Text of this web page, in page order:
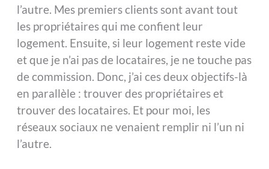
l’autre. Mes premiers clients sont avant tout
les propriétaires qui me confient leur
logement. Ensuite, si leur logement reste vide
et que je n’ai pas de locataires, je ne touche pas
de commission. Donc, j’ai ces deux objectifs-là
en parallèle : trouver des propriétaires et
trouver des locataires. Et pour moi, les
réseaux sociaux ne venaient remplir ni l’un ni
l’autre.